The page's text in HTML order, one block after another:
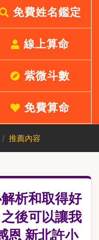
免費姓名鑑定
線上算命
紫微斗數
免費算命
推薦內容
析和取得好
後可以讓我
恩 新北許小